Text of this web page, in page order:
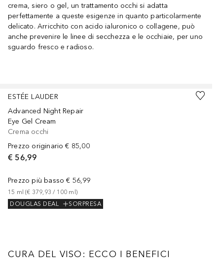
crema, siero o gel, un trattamento occhi si adatta
perfettamente a queste esigenze in quanto particolarmente
delicato. Arricchito con acido ialuronico o collagene, può
anche prevenire le linee di secchezza e le occhiaie, per uno
sguardo fresco e radioso.
ESTÉE LAUDER
Advanced Night Repair
Eye Gel Cream
Crema occhi
Prezzo originario € 85,00
€ 56,99
Prezzo più basso € 56,99
15 ml (€ 379,93 / 100 ml )
DOUGLAS DEAL
SORPRESA
CURA DEL VISO: ECCO I BENEFICI